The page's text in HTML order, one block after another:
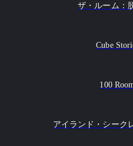
ザ・ルーム：
Cube
100
アイランド・シーク